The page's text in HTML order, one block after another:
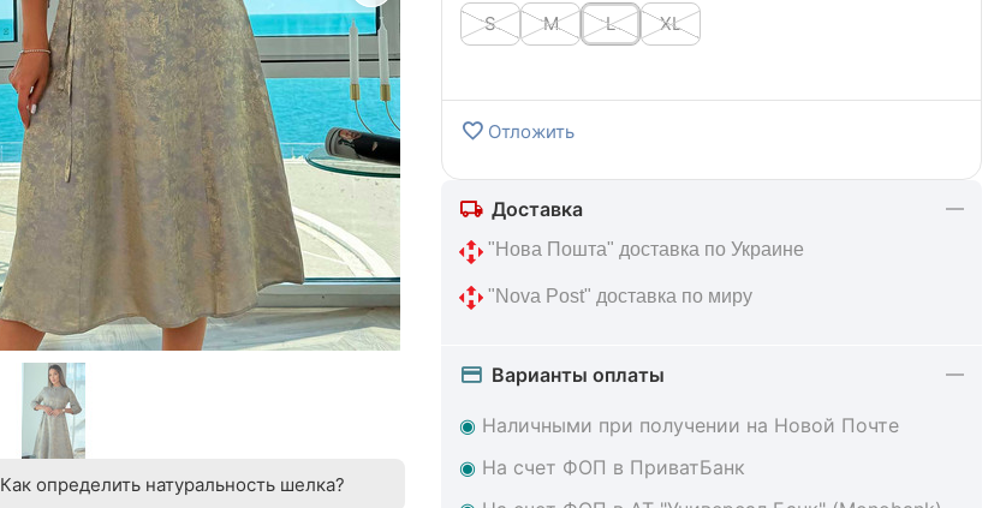
S
M L XL
Отложить
Доставка
"Нова Пошта" доставка по Украине
"Nova Post" доставка по миру
Варианты оплаты
◉ Наличными при получении на Новой Почте
◉ На счет ФОП в ПриватБанк
Как определить натуральность шелка?